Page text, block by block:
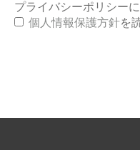
プライバシーポリシー
個人情報保護方針を